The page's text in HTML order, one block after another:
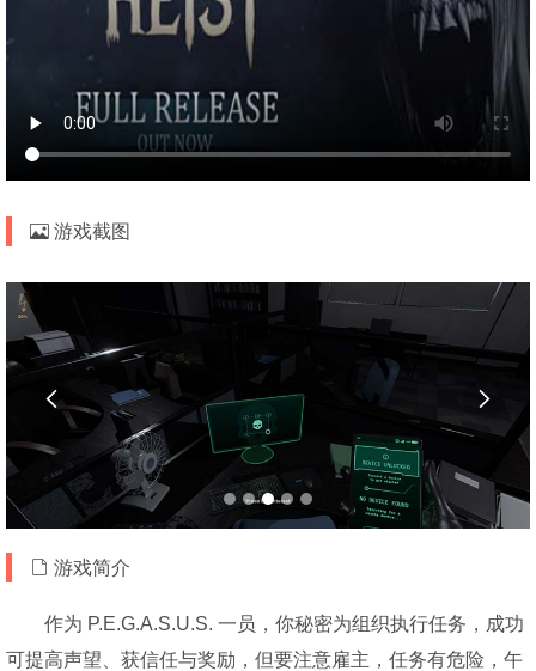
游戏截图
 
游戏简介
作为 P.E.G.A.S.U.S. 一员，你秘密为组织执行任务，成功
可提高声望、获信任与奖励，但要注意雇主，任务有危险，午